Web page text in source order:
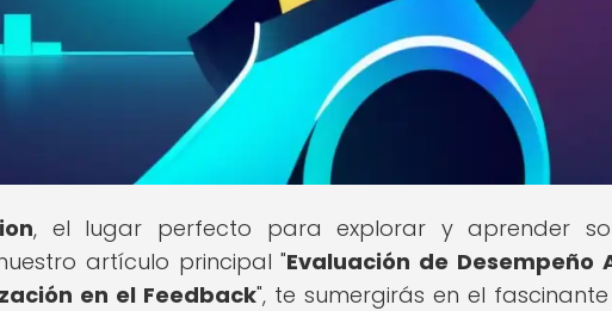
, el lugar perfecto para explorar y aprender
artículo principal "Evaluación de Desempeño
en el Feedback", te sumergirás en el